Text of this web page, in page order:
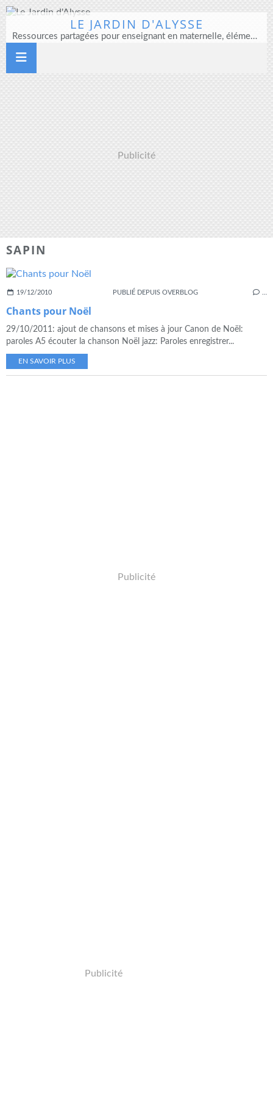
LE JARDIN D'ALYSSE
Ressources partagées pour enseignant en maternelle, élémentaire et direction d'école
Publicité
SAPIN
19/12/2010 PUBLIÉ DEPUIS OVERBLOG
Chants pour Noël
29/10/2011: ajout de chansons et mises à jour Canon de Noël:
paroles A5 écouter la chanson Noël jazz: Paroles enregistrer...
EN SAVOIR PLUS
Publicité
Publicité